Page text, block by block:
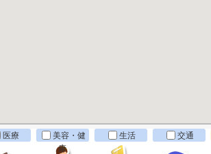
医療
美容・健
康
生活 交通